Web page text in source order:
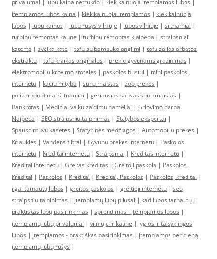
privalumai | lubu kaina netrukdo | kiek kainuoja itempiamos lubos |
itempiamos lubos kaina | kiek kainuoja itempiamos | kiek kainuoja
lubos | lubu kainos | lubu rusys vilniuje | lubos vilniuje | siltnamiai |
turbinu remontas kaune | turbinu remontas klaipeda | straipsniai
katems | sveika kate | tofu su bambuko anglimi | tofu zalios arbatos
ekstraktu | tofu kraikas originalus | prekiu gyvunams grazinimas |
elektromobiliu krovimo stoteles | paskolos bustui | mini paskolos
internetu | kaciu mityba | sunu maistas | zoo prekes |
polikarbonatiniai šiltnamiai | geriausias sausas sunu maistas |
Bankrotas | Mediniai vaiku zaidimu nameliai | Griovimo darbai
Klaipeda | SEO straipsniu talpinimas | Statybos ekspertai |
Spausdintuvu kasetes | Statybinės medžiagos | Automobiliu prekes |
Kriaukles | Vandens filtrai | Gyvunu prekes internetu | Paskolos
internetu | Kreditai internetu | Straipsniai | Kreditas internetu |
Kreditai internetu | Greitas kreditas | Greitoji paskola | Paskolos,
Kreditai | Paskolos | Kreditai | Kreditai, Paskolos | Paskolos, kreditai |
ilgai tarnautų lubos | greitos paskolos | greitieji internetu | seo
straipsniu talpinimas | įtempiamų lubų pliusai | kad lubos tarnautų |
praktiškas lubų pasirinkimas | sprendimas - įtempiamos lubos |
įtempiamų lubų privalumai | vilniuje ir kaune | lygios ir taisyklingos
lubos | įtempiamos - praktiškas pasirinkimas | įtempiamos per dieną |
įtempiamų lubų rūšys |